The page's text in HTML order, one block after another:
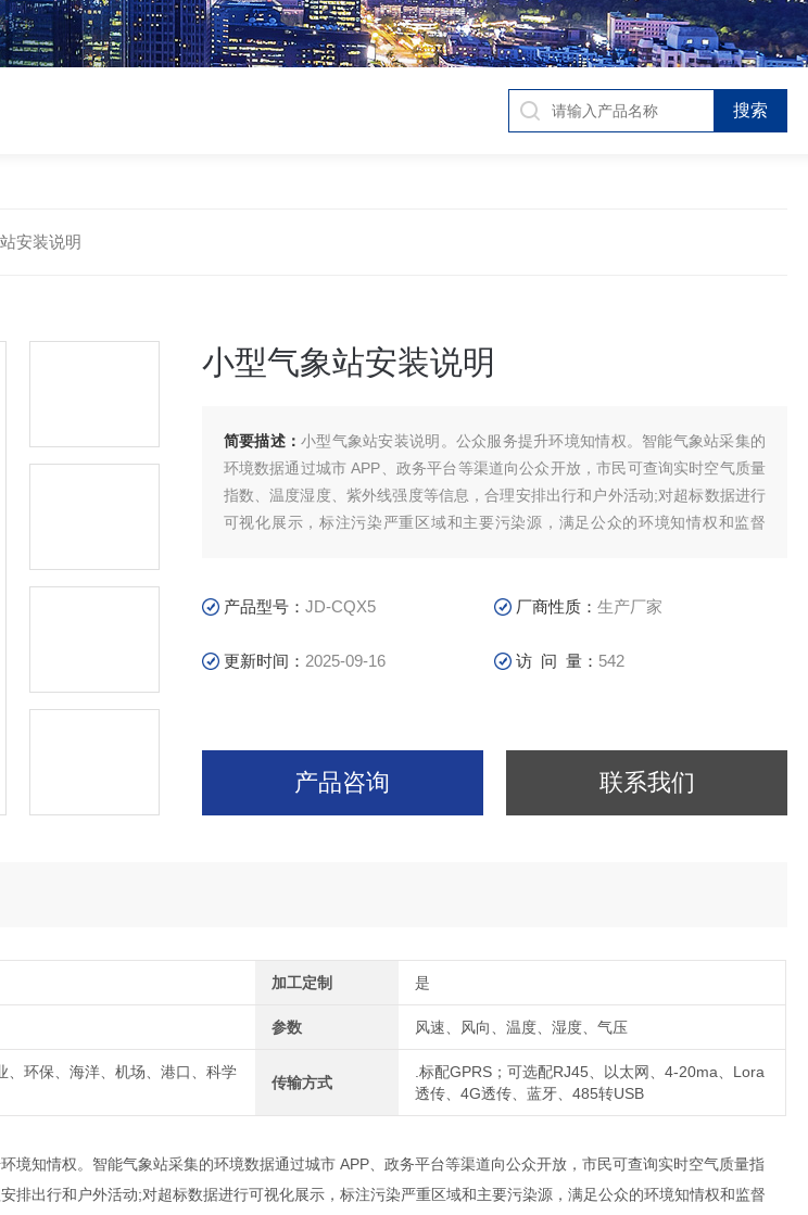
安装说明
小型气象站安装说明
简要描述：小型气象站安装说明。公众服务提升环境知情权。智能气象站采集的
环境数据通过城市 APP、政务平台等渠道向公众开放，市民可查询实时空气质量
指数、温度湿度、紫外线强度等信息，合理安排出行和户外活动;对超标数据进行
可视化展示，标注污染严重区域和主要污染源，满足公众的环境知情权和监督
产品型号： JD-CQX5 厂商性质：生产厂家
更新时间： 2025-09-16 访 问 量： 542
产品咨询 联系我们
加工定制 是
参数 风速、风向、温度、湿度、气压
、环保、海洋、机场、港口、科学
传输方式
.标配GPRS；可选配RJ45、以太网、4-20ma、Lora
透传、4G透传、蓝牙、485转USB
境知情权。智能气象站采集的环境数据通过城市 APP、政务平台等渠道向公众开放，市民可查询实时空气质量指
排出行和户外活动;对超标数据进行可视化展示，标注污染严重区域和主要污染源，满足公众的环境知情权和监督